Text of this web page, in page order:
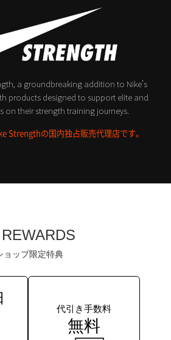
a groundbreaking addition to Nike’s
products designed to support elite and
on their strength training journeys.
Strengthの国内独占販売代理店です。
ョップ限定特典
代引き手数料
無料